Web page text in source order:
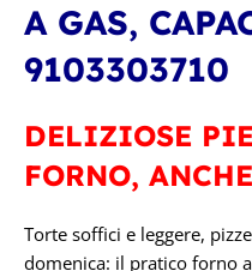
A GAS,
9103303710
DELIZIOSE
FORNO,
Torte soffici e leggere,
domenica: il pratico forno